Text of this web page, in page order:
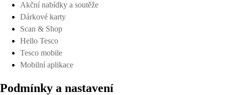
Akční nabídky a soutěže
Dárkové karty
Scan & Shop
Hello Tesco
Tesco mobile
Mobilní aplikace
Podmínky a nastavení